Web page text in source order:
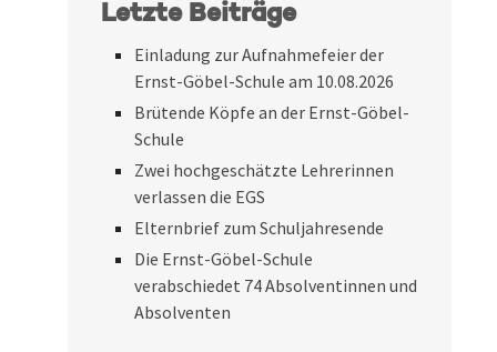
Letzte Beiträge
Einladung zur Aufnahmefeier der
Ernst-Göbel-Schule am 10.08.2026
Brütende Köpfe an der Ernst-Göbel-
Schule
Zwei hochgeschätzte Lehrerinnen
verlassen die EGS
Elternbrief zum Schuljahresende
Die Ernst-Göbel-Schule
verabschiedet 74 Absolventinnen und
Absolventen